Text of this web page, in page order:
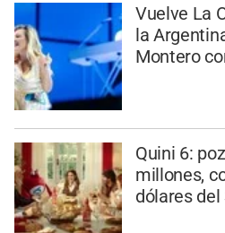
Vuelve La
la
Montero
Quini 6:
millones,
dólares